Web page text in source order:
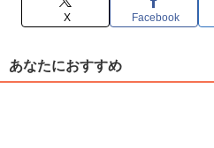
X Facebook
あなたにおすすめ